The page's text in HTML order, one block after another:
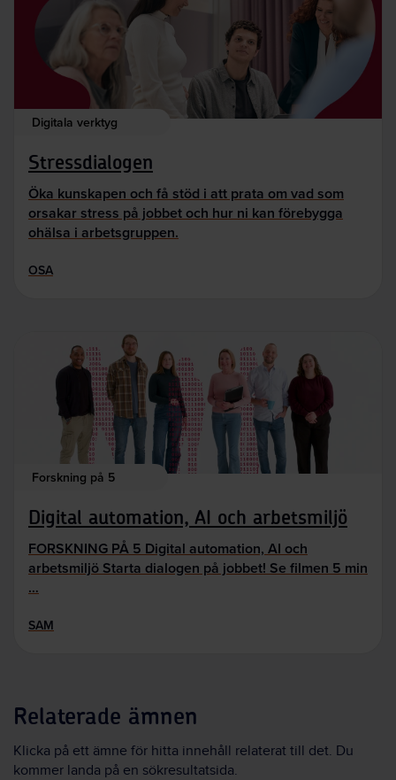
Digitala verktyg
Stressdialogen
Öka kunskapen och få stöd i att prata om vad som
orsakar stress på jobbet och hur ni kan förebygga
ohälsa i arbetsgruppen.
OSA
Forskning på 5
Digital automation, AI och arbetsmiljö
FORSKNING PÅ 5 Digital automation, AI och
arbetsmiljö Starta dialogen på jobbet! Se filmen 5 min
…
SAM
Relaterade ämnen
Klicka på ett ämne för hitta innehåll relaterat till det. Du
kommer landa på en sökresultatsida.